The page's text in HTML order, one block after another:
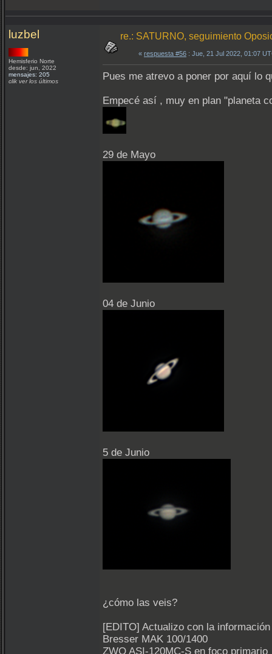
luzbel
Hemisferio Norte
desde: jun, 2022
mensajes: 205
clik ver los últimos
re.: SATURNO, seguimiento
« respuesta #56 : Jue, 21 Jul 2022, 01:07
Pues me atrevo a poner por aquí lo
Empecé así , muy en plan "planeta
29 de Mayo
04 de Junio
5 de Junio
¿cómo las veis?
[EDITO] Actualizo con la
Bresser MAK 100/1400
ZWO ASI-120MC-S en foco primario